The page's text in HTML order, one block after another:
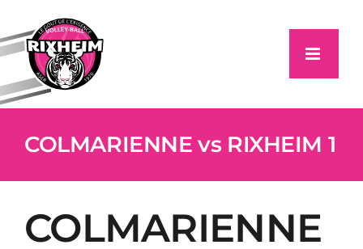
contenu
COLMARIENNE vs RIXHEIM 1
COLMARIENNE